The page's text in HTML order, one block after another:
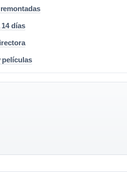
días
películas